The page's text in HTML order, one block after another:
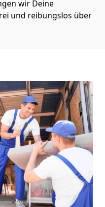
wir Deine
und reibungslos über